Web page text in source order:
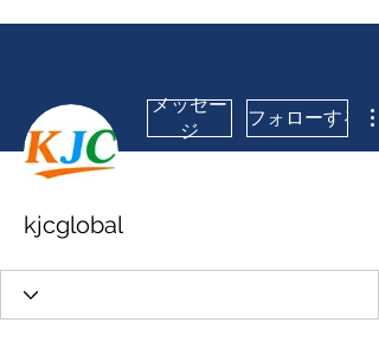
メッセー
ジ
フォローする
kjcglobal